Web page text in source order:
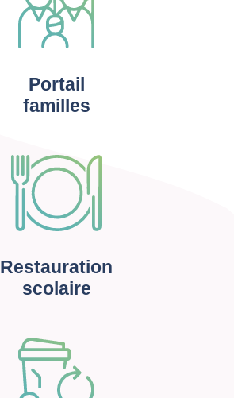
Portail
familles
Restauration
scolaire